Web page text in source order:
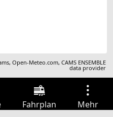
,Open-Meteo.com,CAMS ENSEMBLE
data provider
Fahrplan Mehr